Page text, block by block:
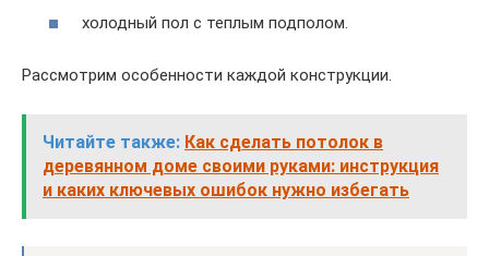
холодный пол с теплым подполом.
Рассмотрим особенности каждой конструкции.
Читайте также: Как сделать потолок в
деревянном доме своими руками: инструкция
и каких ключевых ошибок нужно избегать